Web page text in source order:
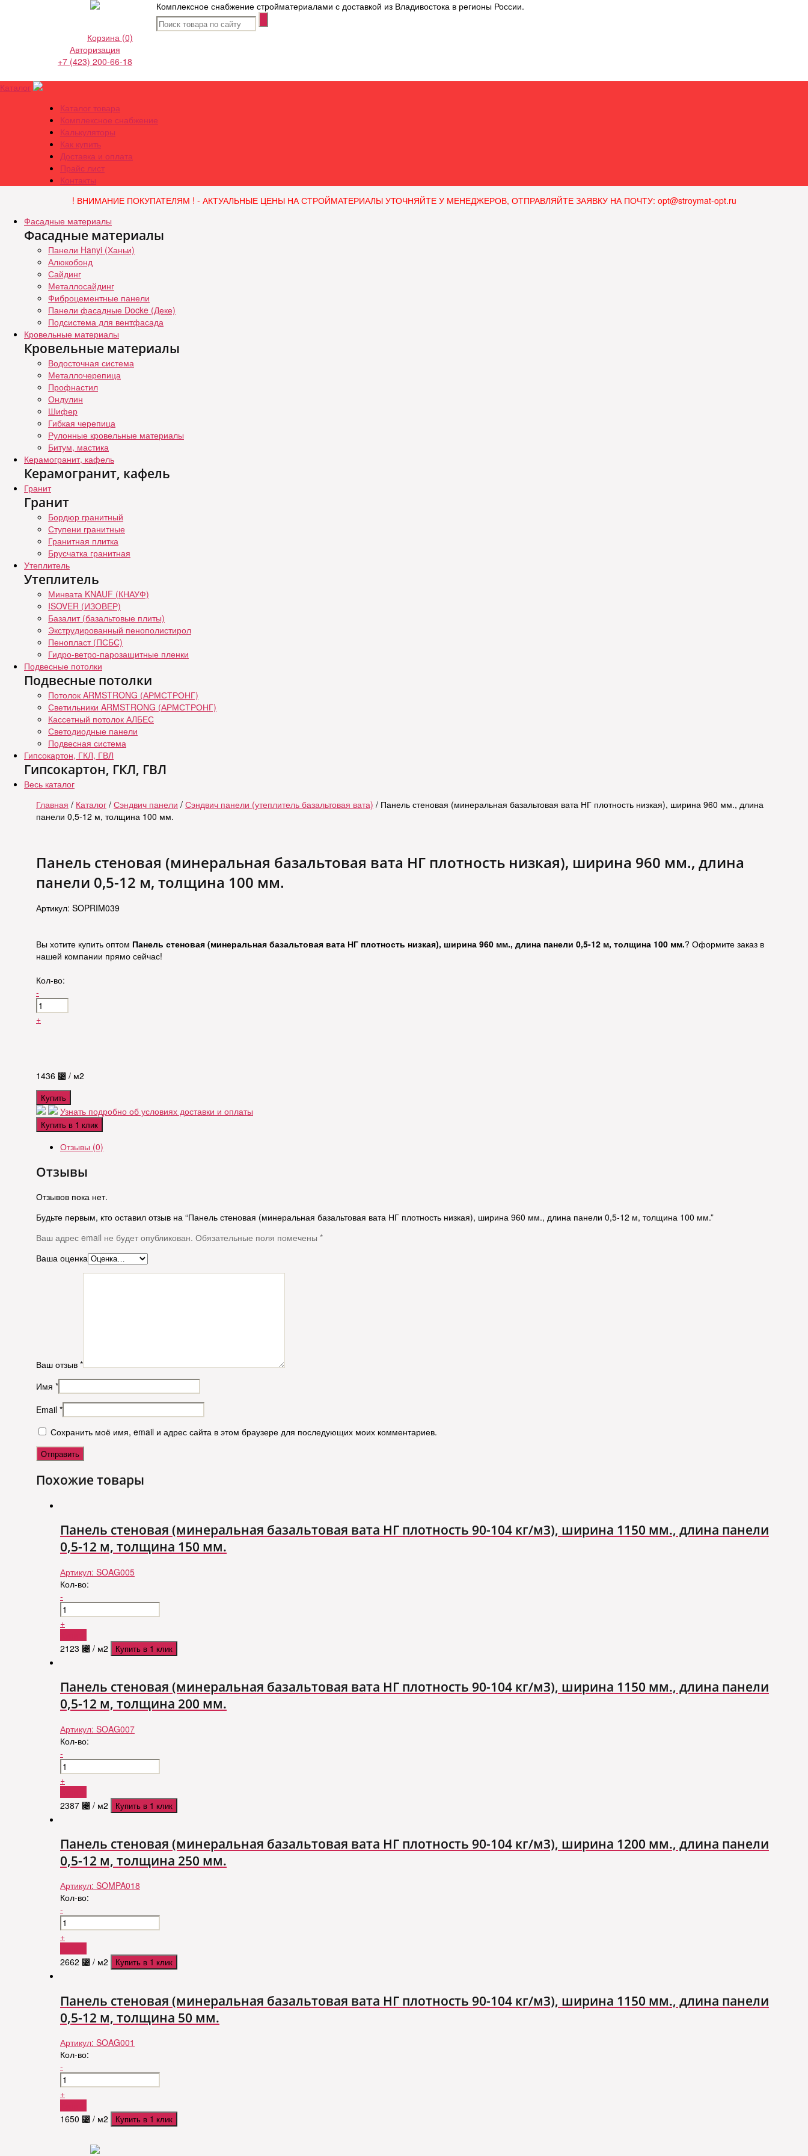
Комплексное снабжение стройматериалами с доставкой из Владивостока в регионы России.
Корзина (0)
Авторизация
+7 (423) 200-66-18
Каталог
Каталог товара
Комплексное снабжение
Калькуляторы
Как купить
Доставка и оплата
Прайс лист
Контакты
! ВНИМАНИЕ ПОКУПАТЕЛЯМ ! - АКТУАЛЬНЫЕ ЦЕНЫ НА СТРОЙМАТЕРИАЛЫ УТОЧНЯЙТЕ У МЕНЕДЖЕРОВ, ОТПРАВЛЯЙТЕ ЗАЯВКУ НА ПОЧТУ: opt@stroymat-opt.ru
Фасадные материалы
Фасадные материалы
Панели Hanyi (Ханьи)
Алюкобонд
Сайдинг
Металлосайдинг
Фиброцементные панели
Панели фасадные Docke (Деке)
Подсистема для вентфасада
Кровельные материалы
Кровельные материалы
Водосточная система
Металлочерепица
Профнастил
Ондулин
Шифер
Гибкая черепица
Рулонные кровельные материалы
Битум, мастика
Керамогранит, кафель
Керамогранит, кафель
Гранит
Гранит
Бордюр гранитный
Ступени гранитные
Гранитная плитка
Брусчатка гранитная
Утеплитель
Утеплитель
Минвата KNAUF (КНАУФ)
ISOVER (ИЗОВЕР)
Базалит (базальтовые плиты)
Экструдированный пенополистирол
Пенопласт (ПСБС)
Гидро-ветро-парозащитные пленки
Подвесные потолки
Подвесные потолки
Потолок ARMSTRONG (АРМСТРОНГ)
Светильники ARMSTRONG (АРМСТРОНГ)
Кассетный потолок АЛБЕС
Светодиодные панели
Подвесная система
Гипсокартон, ГКЛ, ГВЛ
Гипсокартон, ГКЛ, ГВЛ
Весь каталог
Главная / Каталог / Сэндвич панели / Сэндвич панели (утеплитель базальтовая вата) / Панель стеновая (минеральная базальтовая вата НГ плотность низкая), ширина 960 мм., длина
панели 0,5-12 м, толщина 100 мм.
Панель стеновая (минеральная базальтовая вата НГ плотность низкая), ширина 960 мм., длина
панели 0,5-12 м, толщина 100 мм.
Артикул: SOPRIM039
Вы хотите купить оптом Панель стеновая (минеральная базальтовая вата НГ плотность низкая), ширина 960 мм., длина панели 0,5-12 м, толщина 100 мм.? Оформите заказ в
нашей компании прямо сейчас!
Кол-во:
-
+
1436 ⃄ / м2
Купить
Узнать подробно об условиях доставки и оплаты
Купить в 1 клик
Отзывы (0)
Отзывы
Отзывов пока нет.
Будьте первым, кто оставил отзыв на “Панель стеновая (минеральная базальтовая вата НГ плотность низкая), ширина 960 мм., длина панели 0,5-12 м, толщина 100 мм.”
Ваш адрес email не будет опубликован. Обязательные поля помечены *
Ваша оценка
Ваш отзыв *
Имя *
Email *
Сохранить моё имя, email и адрес сайта в этом браузере для последующих моих комментариев.
Похожие товары
Панель стеновая (минеральная базальтовая вата НГ плотность 90-104 кг/м3), ширина 1150 мм., длина панели
0,5-12 м, толщина 150 мм.
Артикул: SOAG005
Кол-во:
-
+
2123 ⃄ / м2 Купить в 1 клик
Панель стеновая (минеральная базальтовая вата НГ плотность 90-104 кг/м3), ширина 1150 мм., длина панели
0,5-12 м, толщина 200 мм.
Артикул: SOAG007
Кол-во:
-
+
2387 ⃄ / м2 Купить в 1 клик
Панель стеновая (минеральная базальтовая вата НГ плотность 90-104 кг/м3), ширина 1200 мм., длина панели
0,5-12 м, толщина 250 мм.
Артикул: SOMPA018
Кол-во:
-
+
2662 ⃄ / м2 Купить в 1 клик
Панель стеновая (минеральная базальтовая вата НГ плотность 90-104 кг/м3), ширина 1150 мм., длина панели
0,5-12 м, толщина 50 мм.
Артикул: SOAG001
Кол-во:
-
+
1650 ⃄ / м2 Купить в 1 клик